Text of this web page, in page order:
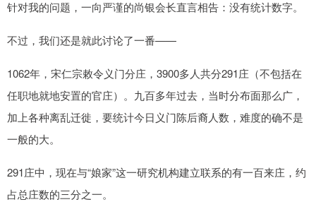
针对我的问题，一向严谨的尚银会长直言相告：没有统计数字。
不过，我们还是就此讨论了一番——
1062年，宋仁宗敕令义门分庄，3900多人共分291庄（不包括在
任职地就地安置的官庄）。九百多年过去，当时分布面那么广，
加上各种离乱迁徙，要统计今日义门陈后裔人数，难度的确不是
一般的大。
291庄中，现在与“娘家”这一研究机构建立联系的有一百来庄，约
占总庄数的三分之一。